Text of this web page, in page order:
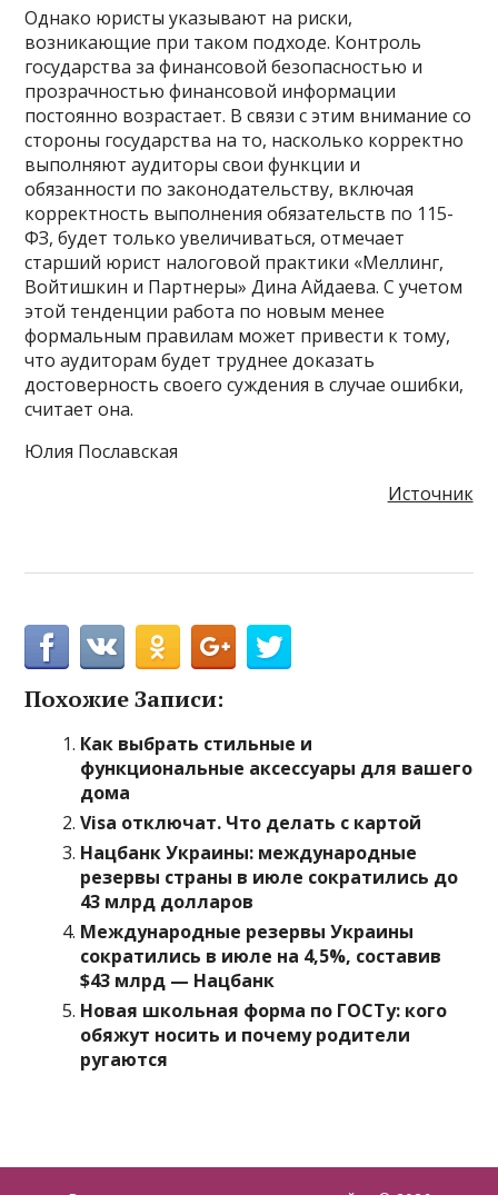
Однако юристы указывают на риски,
возникающие при таком подходе. Контроль
государства за финансовой безопасностью и
прозрачностью финансовой информации
постоянно возрастает. В связи с этим внимание со
стороны государства на то, насколько корректно
выполняют аудиторы свои функции и
обязанности по законодательству, включая
корректность выполнения обязательств по 115-
ФЗ, будет только увеличиваться, отмечает
старший юрист налоговой практики «Меллинг,
Войтишкин и Партнеры» Дина Айдаева. С учетом
этой тенденции работа по новым менее
формальным правилам может привести к тому,
что аудиторам будет труднее доказать
достоверность своего суждения в случае ошибки,
считает она.
Юлия Пославская
Источник
Похожие Записи:
Как выбрать стильные и
функциональные аксессуары для вашего
дома
Visa отключат. Что делать с картой
Нацбанк Украины: международные
резервы страны в июле сократились до
43 млрд долларов
Международные резервы Украины
сократились в июле на 4,5%, составив
$43 млрд — Нацбанк
Новая школьная форма по ГОСТу: кого
обяжут носить и почему родители
ругаются